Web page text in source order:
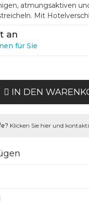
atmungsaktiven
Mit
an
für Sie
IN DEN
Klicken Sie hier und